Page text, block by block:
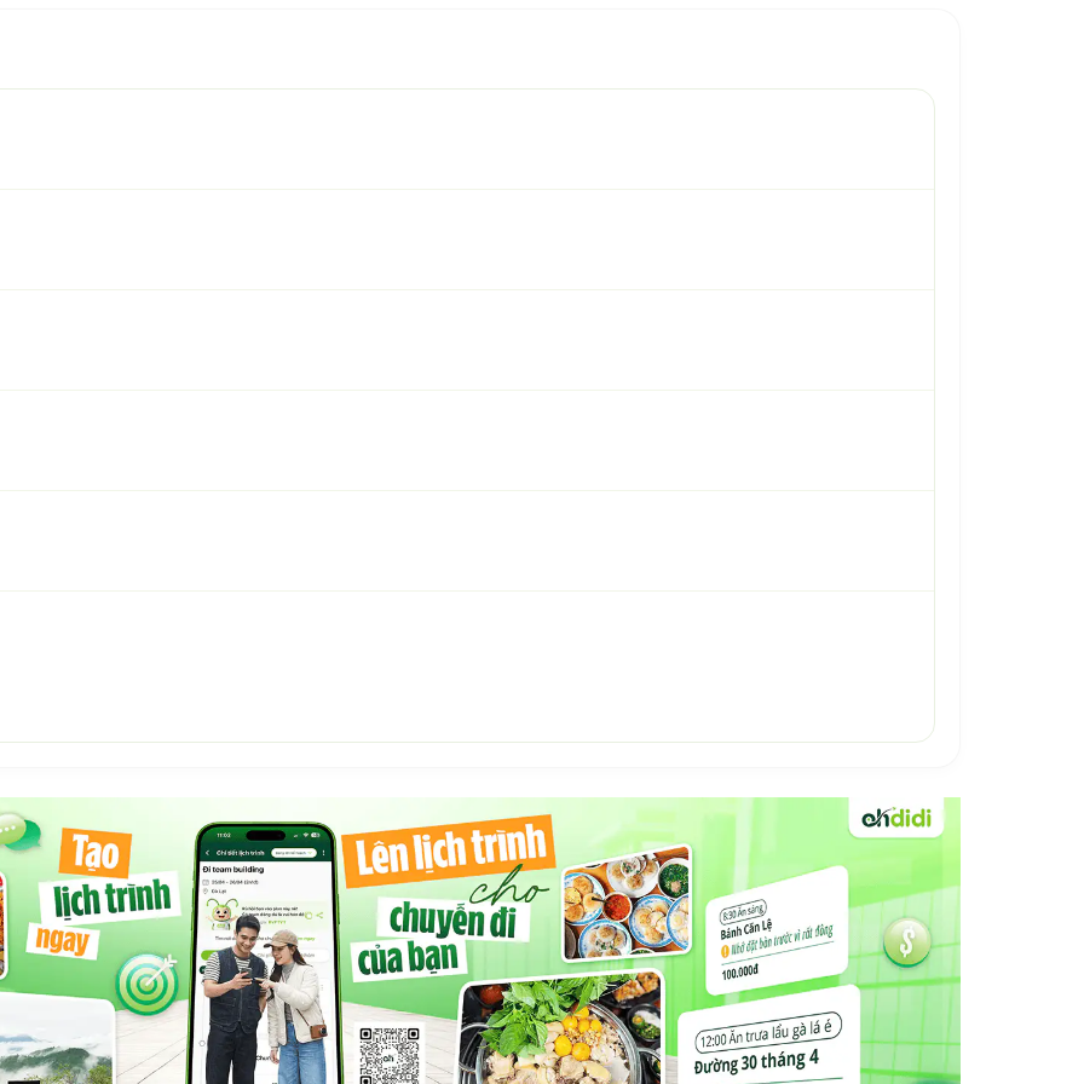
và các món ăn quốc tế hấp dẫn.
phá vẻ đẹp của đảo ngọc.
sẵn sàng hỗ trợ bạn trong suốt kỳ nghỉ.
kỳ nghỉ đáng nhớ tại Phú Quốc!